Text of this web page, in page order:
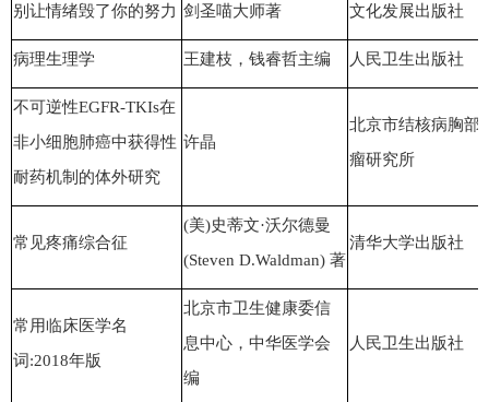
别让情绪毁了你的努力 剑圣喵大师著 文化发展出版社
病理生理学 王建枝，钱睿哲主编 人民卫生出版社
不可逆性EGFR-TKIs在
非小细胞肺癌中获得性
耐药机制的体外研究
许晶
北京市结核病胸部
瘤研究所
常见疼痛综合征
(美)史蒂文·沃尔德曼
(Steven D.Waldman) 著
清华大学出版社
常用临床医学名
词:2018年版
北京市卫生健康委信
息中心 ，中华医学会
编
人民卫生出版社